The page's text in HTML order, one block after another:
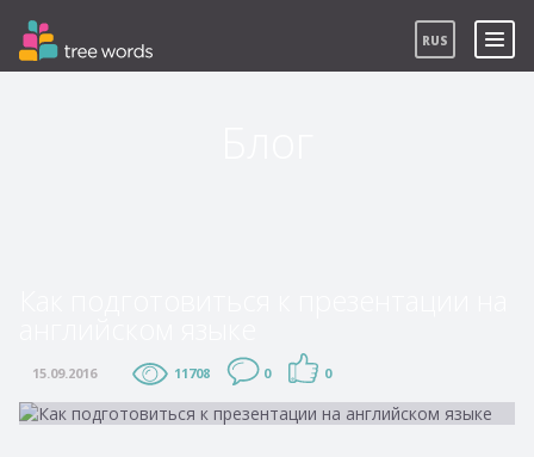
RUS
Забыли пароль?
15.09.2016 11708 0 0